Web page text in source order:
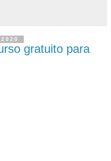
gratuito para